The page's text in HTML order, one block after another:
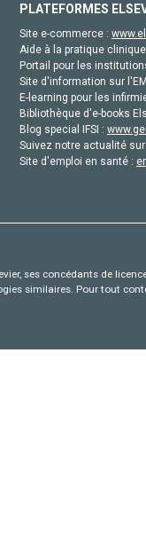
PLATEFORMES
Site e-commerce :
Aide à la pratique
Portail pour les
Site d'information sur
E-learning pour les
Bibliothèque d'e-books
Blog special IFSI :
Suivez notre actualité
Site d'emploi en santé :
ses concédants de
similaires. Pour tout